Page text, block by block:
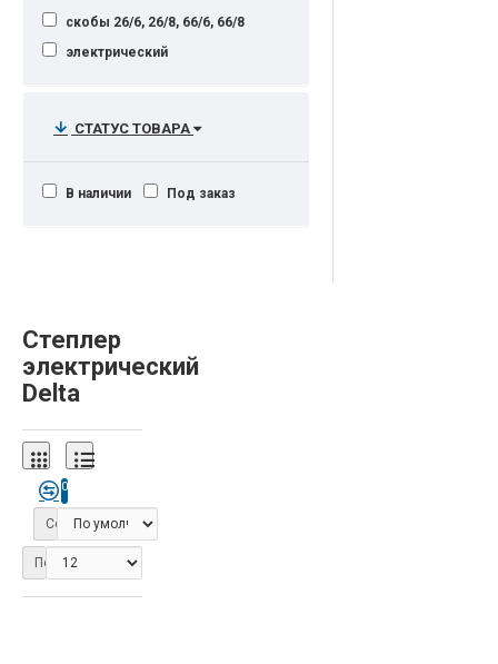
скобы 26/6, 26/8, 66/6, 66/8
электрический
СТАТУС ТОВАРА
В наличии Под заказ
Степлер
электрический
Delta
0
Сортировка:
Показать: